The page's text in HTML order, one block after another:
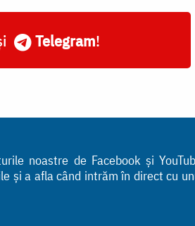
Telegram!
noastre de Facebook și
și a afla când intrăm în direct cu